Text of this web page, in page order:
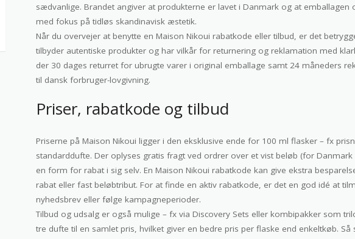
sædvanlige. Brandet angiver at produkterne er lavet i Danmark og at emballagen
med fokus på tidløs skandinavisk æstetik.
Når du overvejer at benytte en Maison Nikoui rabatkode eller tilbud, er det
tilbyder autentiske produkter og har vilkår for returnering og reklamation med
der 30 dages returret for ubrugte varer i original emballage samt 24 måneders
til dansk forbruger-lovgivning.
Priser, rabatkode og tilbud
Priserne på Maison Nikoui ligger i den eksklusive ende for 100 ml flasker – fx
standarddufte. Der oplyses gratis fragt ved ordrer over et vist beløb (for Danmark
en form for rabat i sig selv. En Maison Nikoui rabatkode kan give ekstra
rabat eller fast beløbtribut. For at finde en aktiv rabatkode, er det en god idé at
nyhedsbrev eller følge kampagneperioder.
Tilbud og udsalg er også mulige – fx via Discovery Sets eller kombipakker som
tre dufte til en samlet pris, hvilket giver en bedre pris per flaske end enkeltkøb. Så